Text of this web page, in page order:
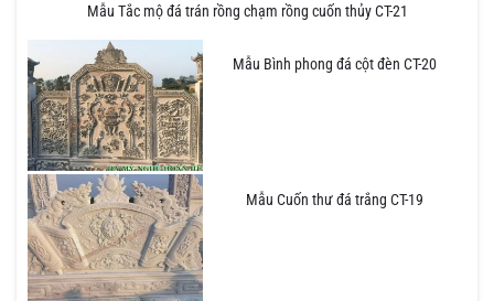
Mẫu Tắc mộ đá trán rồng chạm rồng cuốn thủy CT-21
Mẫu Bình phong đá cột đèn CT-20
Mẫu Cuốn thư đá trắng CT-19